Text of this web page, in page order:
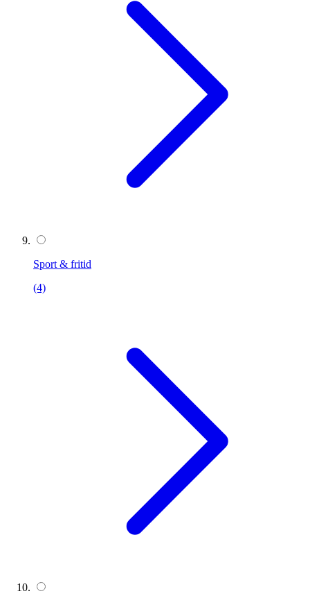
Sport & fritid
(4)